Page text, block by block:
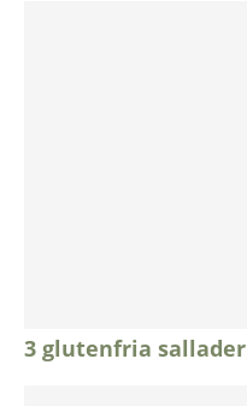
3 glutenfria sallader